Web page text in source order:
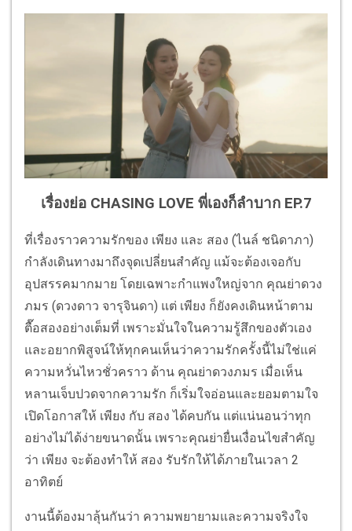
เรื่องย่อ CHASING LOVE พี่เองก็ลำบาก EP.7
ที่เรื่องราวความรักของ เพียง และ สอง (ไนล์ ชนิดาภา)
กำลังเดินทางมาถึงจุดเปลี่ยนสำคัญ แม้จะต้องเจอกับ
อุปสรรคมากมาย โดยเฉพาะกำแพงใหญ่จาก คุณย่าดวง
ภมร (ดวงดาว จารุจินดา) แต่ เพียง ก็ยังคงเดินหน้าตาม
ตื๊อสองอย่างเต็มที่ เพราะมั่นใจในความรู้สึกของตัวเอง
และอยากพิสูจน์ให้ทุกคนเห็นว่าความรักครั้งนี้ไม่ใช่แค่
ความหวั่นไหวชั่วคราว ด้าน คุณย่าดวงภมร เมื่อเห็น
หลานเจ็บปวดจากความรัก ก็เริ่มใจอ่อนและยอมตามใจ
เปิดโอกาสให้ เพียง กับ สอง ได้คบกัน แต่แน่นอนว่าทุก
อย่างไม่ได้ง่ายขนาดนั้น เพราะคุณย่ายื่นเงื่อนไขสำคัญ
ว่า เพียง จะต้องทำให้ สอง รับรักให้ได้ภายในเวลา 2
อาทิตย์
งานนี้ต้องมาลุ้นกันว่า ความพยายามและความจริงใจ